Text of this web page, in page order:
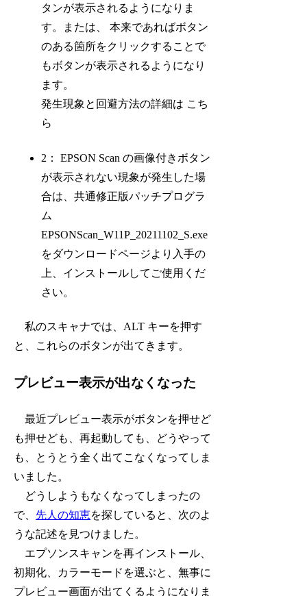
タンが表示されるようになりま
す。または、 本来であればボタン
のある箇所をクリックすることで
もボタンが表示されるようになり
ます。
発生現象と回避方法の詳細は こち
ら
2： EPSON Scan の画像付きボタン
が表示されない現象が発生した場
合は、共通修正版パッチプログラ
ム
EPSONScan_W11P_20211102_S.exe
をダウンロードページより入手の
上、インストールしてご使用くだ
さい。
私のスキャナでは、ALT キーを押す
と、これらのボタンが出てきます。
プレビュー表示が出なくなった
最近プレビュー表示がボタンを押せど
も押せども、再起動しても、どうやって
も、とうとう全く出てこなくなってしま
いました。
どうしようもなくなってしまったの
で、 先人の知恵を探していると、次のよ
うな記述を見つけました。
エプソンスキャンを再インストール、
初期化、カラーモードを選ぶと、無事に
プレビュー画面が出てくるようになりま